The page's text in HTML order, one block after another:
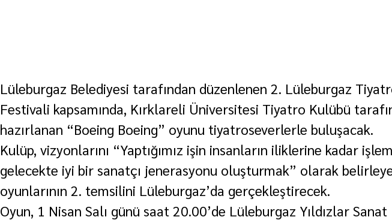
Lüleburgaz Belediyesi tarafından düzenlenen 2. Lüleburgaz
Festivali kapsamında, Kırklareli Üniversitesi Tiyatro Kulübü
hazırlanan “Boeing Boeing” oyunu tiyatroseverlerle buluşacak.
Kulüp, vizyonlarını “Yaptığımız işin insanların iliklerine kadar
gelecekte iyi bir sanatçı jenerasyonu oluşturmak” olarak
oyunlarının 2. temsilini Lüleburgaz’da gerçekleştirecek.
Oyun, 1 Nisan Salı günü saat 20.00’de Lüleburgaz Yıldızlar Sanat